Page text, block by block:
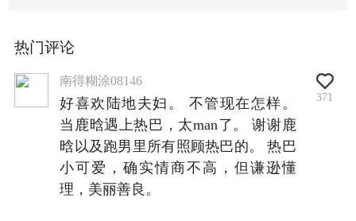
热门评论
南得糊涂08146
好喜欢陆地夫妇。 不管现在怎样。
当鹿晗遇上热巴，太man了。 谢谢鹿
晗以及跑男里所有照顾热巴的。 热巴
小可爱，确实情商不高，但谦逊懂
理，美丽善良。
371